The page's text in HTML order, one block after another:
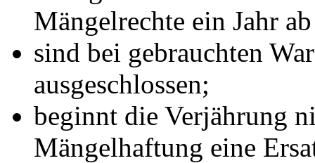
Mängelrechte ein Jahr
sind bei gebrauchten
ausgeschlossen;
beginnt die Verjährung
Mängelhaftung eine